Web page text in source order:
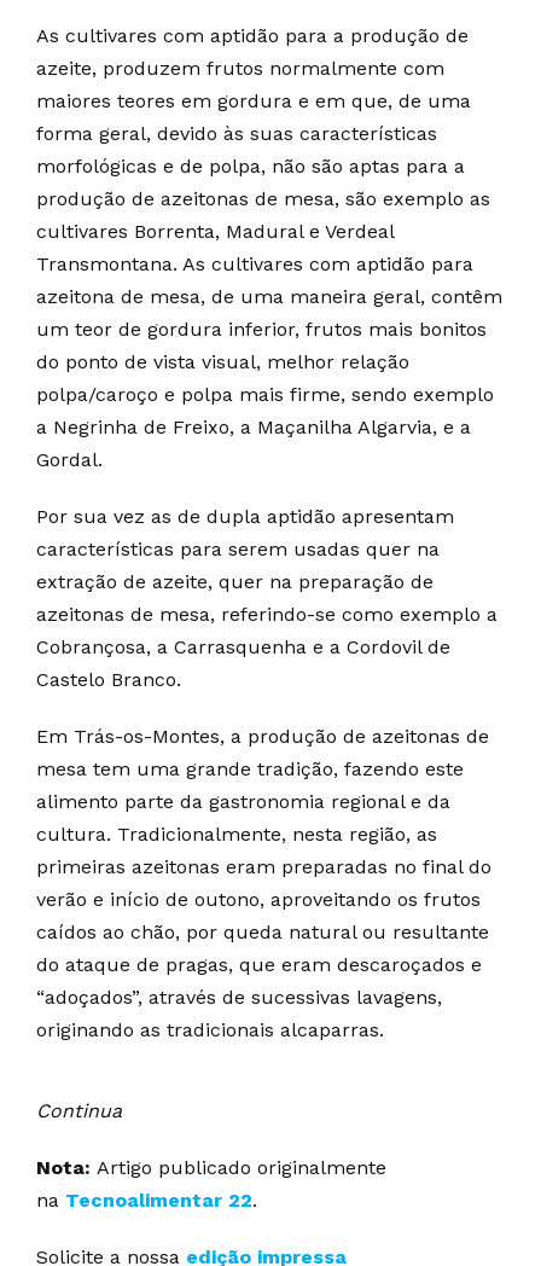
As cultivares com aptidão para a produção de
azeite, produzem frutos normalmente com
maiores teores em gordura e em que, de uma
forma geral, devido às suas características
morfológicas e de polpa, não são aptas para a
produção de azeitonas de mesa, são exemplo as
cultivares Borrenta, Madural e Verdeal
Transmontana. As cultivares com aptidão para
azeitona de mesa, de uma maneira geral, contêm
um teor de gordura inferior, frutos mais bonitos
do ponto de vista visual, melhor relação
polpa/caroço e polpa mais firme, sendo exemplo
a Negrinha de Freixo, a Maçanilha Algarvia, e a
Gordal.
Por sua vez as de dupla aptidão apresentam
características para serem usadas quer na
extração de azeite, quer na preparação de
azeitonas de mesa, referindo-se como exemplo a
Cobrançosa, a Carrasquenha e a Cordovil de
Castelo Branco.
Em Trás-os-Montes, a produção de azeitonas de
mesa tem uma grande tradição, fazendo este
alimento parte da gastronomia regional e da
cultura. Tradicionalmente, nesta região, as
primeiras azeitonas eram preparadas no final do
verão e início de outono, aproveitando os frutos
caídos ao chão, por queda natural ou resultante
do ataque de pragas, que eram descaroçados e
“adoçados”, através de sucessivas lavagens,
originando as tradicionais alcaparras.
Continua
Nota: Artigo publicado originalmente
na Tecnoalimentar 22.
Solicite a nossa edição impressa